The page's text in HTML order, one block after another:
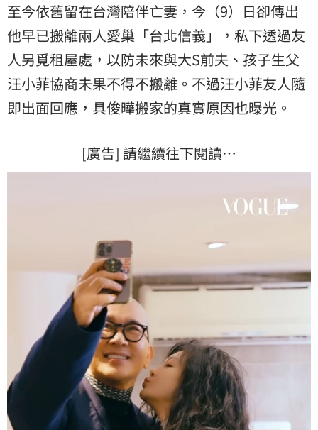
至今依舊留在台灣陪伴亡妻，今（9）日卻傳出
他早已搬離兩人愛巢「台北信義」，私下透過友
人另覓租屋處，以防未來與大S前夫、孩子生父
汪小菲協商未果不得不搬離。不過汪小菲友人隨
即出面回應，具俊曄搬家的真實原因也曝光。
[廣告] 請繼續往下閱讀…